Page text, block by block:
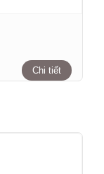
Chi tiết